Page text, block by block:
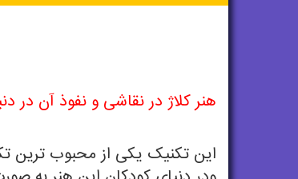
هنر کلاژ در نقاشی و نفوذ آن در
این تکنیک یکی از محبوب ترین